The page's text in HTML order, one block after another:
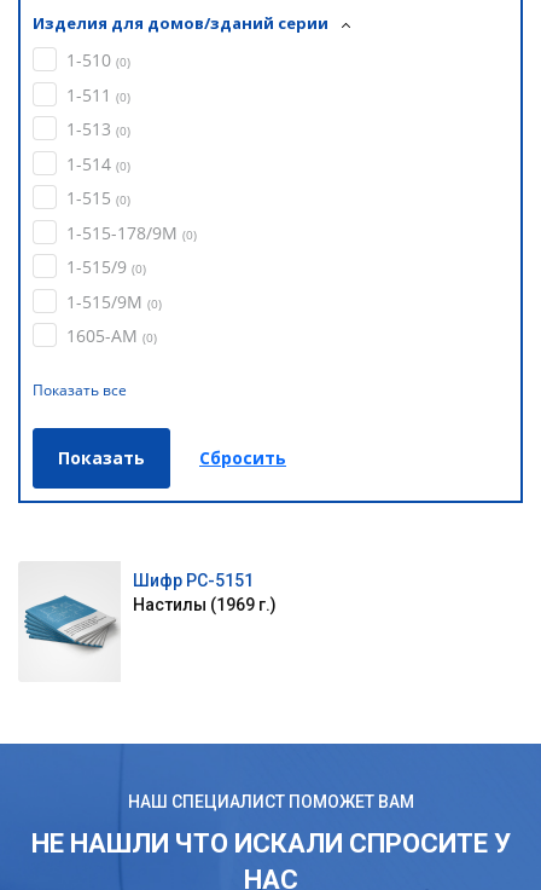
Изделия для домов/зданий серии
1-510 (0)
1-511 (0)
1-513 (0)
1-514 (0)
1-515 (0)
1-515-178/9М (0)
1-515/9 (0)
1-515/9М (0)
1605-АМ (0)
Показать все
Шифр РС-5151
Настилы (1969 г.)
НАШ СПЕЦИАЛИСТ ПОМОЖЕТ ВАМ
НЕ НАШЛИ ЧТО ИСКАЛИ СПРОСИТЕ У
НАС